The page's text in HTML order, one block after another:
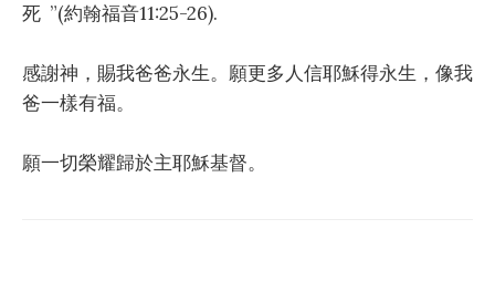
死 ”(約翰福音11:25-26).
感謝神，賜我爸爸永生。願更多人信耶穌得永生，像我
爸一樣有福。
願一切榮耀歸於主耶穌基督。